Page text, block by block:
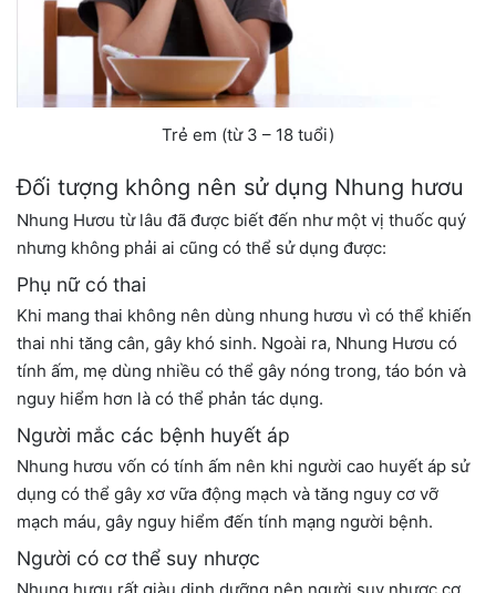
Trẻ em (từ 3 – 18 tuổi)
Đối tượng không nên sử dụng Nhung hươu
Nhung Hươu từ lâu đã được biết đến như một vị thuốc quý
nhưng không phải ai cũng có thể sử dụng được:
Phụ nữ có thai
Khi mang thai không nên dùng nhung hươu vì có thể khiến
thai nhi tăng cân, gây khó sinh. Ngoài ra, Nhung Hươu có
tính ấm, mẹ dùng nhiều có thể gây nóng trong, táo bón và
nguy hiểm hơn là có thể phản tác dụng.
Người mắc các bệnh huyết áp
Nhung hươu vốn có tính ấm nên khi người cao huyết áp sử
dụng có thể gây xơ vữa động mạch và tăng nguy cơ vỡ
mạch máu, gây nguy hiểm đến tính mạng người bệnh.
Người có cơ thể suy nhược